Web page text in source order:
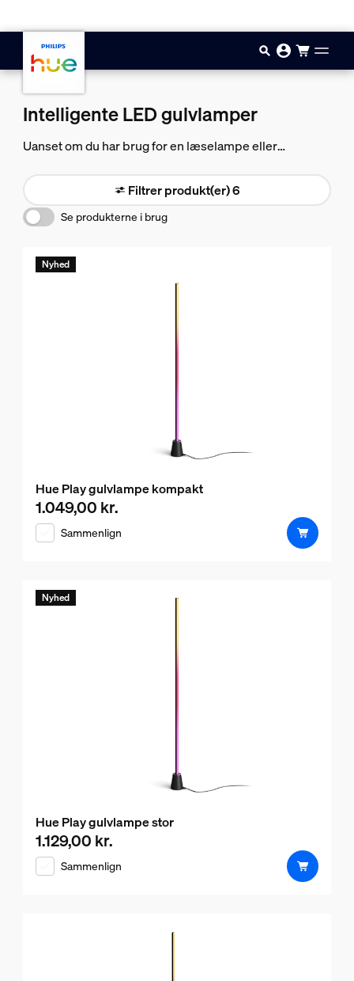
Intelligente LED gulvlamper
Uanset om du har brug for en læselampe eller
en intelligent gulvlampe, der passer til din stil.
Filtrer produkt(er) 6
Se produkterne i brug
Nyhed
Hue Play gulvlampe kompakt
Nuværende pris er 1.049,00 kr.
1.049,00 kr.
Sammenlign
Nyhed
Hue Play gulvlampe stor
Nuværende pris er 1.129,00 kr.
1.129,00 kr.
Sammenlign